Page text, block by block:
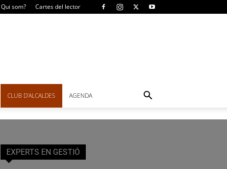
Qui som? Cartes del lector
CLUB D’ALCALDES AGENDA
EXPERTS EN GESTIÓ